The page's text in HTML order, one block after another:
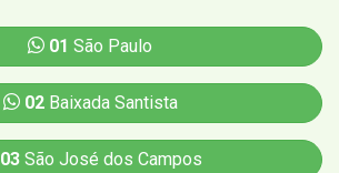
01 São Paulo
02Baixada Santista
03São José dos Campos